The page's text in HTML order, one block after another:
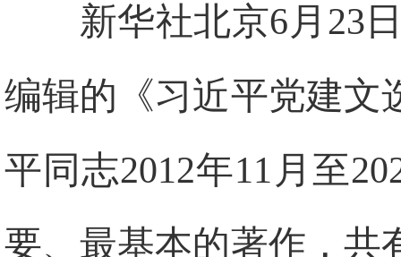
新华社北京6月23
编辑的《习近平党建文
平同志2012年11月至
要、最基本的著作，共